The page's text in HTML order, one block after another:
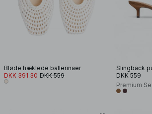
Bløde hæklede ballerinaer
DKK 391.30 DKK 559
Slingback
DKK 559
Premium